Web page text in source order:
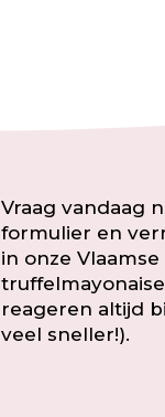
Vraag vandaag
formulier en
in onze
reageren altijd
veel sneller!).